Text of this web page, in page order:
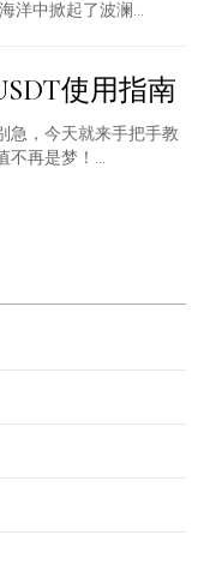
洋中掀起了波澜...
使用指南
急，今天就来手把手教
再是梦！...